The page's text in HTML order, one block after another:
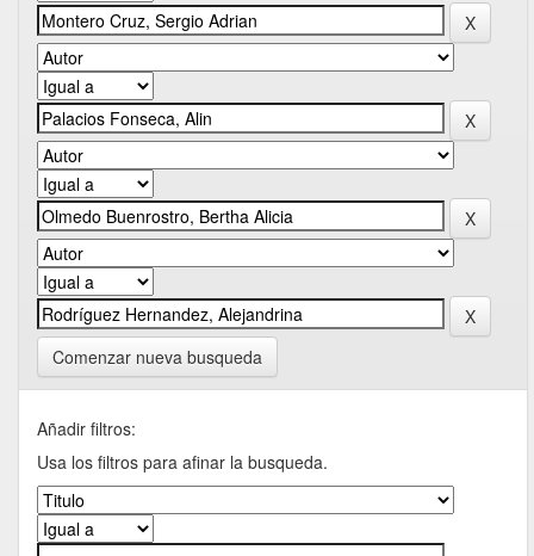
Comenzar nueva busqueda
Añadir filtros:
Usa los filtros para afinar la busqueda.